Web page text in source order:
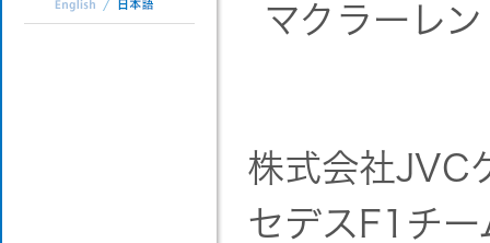
マクラーレ
株式会社JVC
セデスF1チー